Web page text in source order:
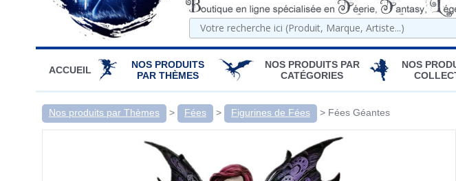
ACCUEIL
NOS PRODUITS
PAR THÈMES
NOS PRODUITS PAR
CATÉGORIES
NOS
Nos produits par Thèmes > Fées > Figurines de Fées > Fées Géantes